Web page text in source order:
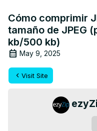
Cómo comprimir
tamaño de JPEG
kb/500 kb)
May 9, 2025
Visit Site